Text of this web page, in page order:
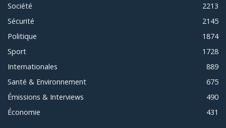
Société
2213
Sécurité
2145
Politique
1874
Sport
1728
Internationales
889
Santé & Environnement
675
Émissions & Interviews
490
Économie
431